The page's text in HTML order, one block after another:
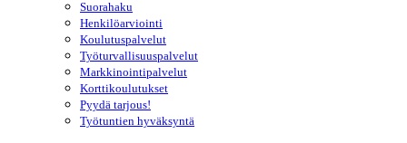
Suorahaku
Henkilöarviointi
Koulutuspalvelut
Työturvallisuuspalvelut
Markkinointipalvelut
Korttikoulutukset
Pyydä tarjous!
Työtuntien hyväksyntä